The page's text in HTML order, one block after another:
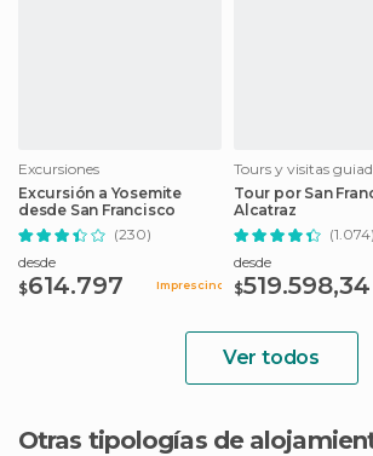
Excursiones
Excursión a Yosemite
desde San Francisco
(230)
desde
$614.797 Imprescindible
Tours y visitas
Tour por San
Alcatraz
(1.074)
desde
$519.598,34
Ver todos
Otras tipologías de